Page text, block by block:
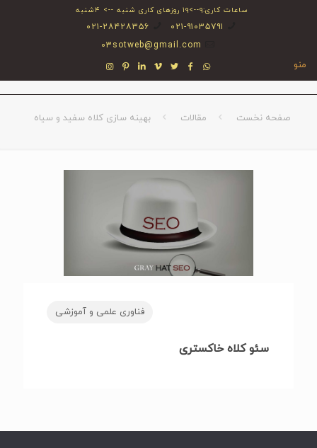
ساعات کاری:۹-->۱۹ روزهای کاری شنبه --> ۴شنبه
۰۲۱-۹۱۰۳۵۷۹۱
۰۲۱-۲۸۴۲۸۳۵۶
03sotweb@gmail.com
منو
صفحه نخست مقالات بهینه سازی کلاه سفید و سیاه
فناوری علمی و آموزشی
سئو کلاه خاکستری